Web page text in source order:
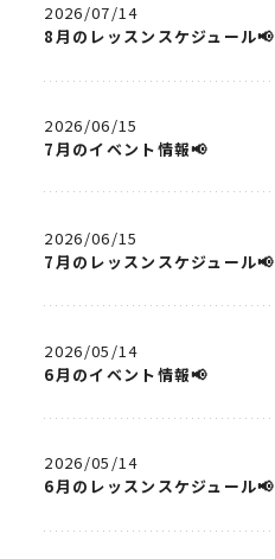
2026/07/14
8月のレッスンスケジュール📢
2026/06/15
7月のイベント情報📢
2026/06/15
7月のレッスンスケジュール📢
2026/05/14
6月のイベント情報📢
2026/05/14
6月のレッスンスケジュール📢